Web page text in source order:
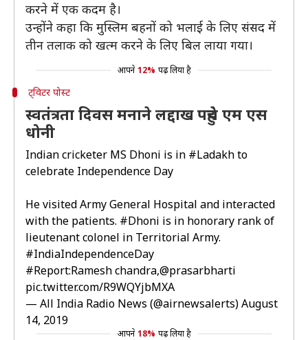
करने में एक कदम है।
उन्होंने कहा कि मुस्लिम बहनों को भलाई के लिए संसद में
तीन तलाक को खत्म करने के लिए बिल लाया गया।
आपने 12% पढ़ लिया है
ट्विटर पोस्ट
स्वतंत्रता दिवस मनाने लद्दाख पहुंचे एम एस
धोनी
Indian cricketer MS Dhoni is in #Ladakhto
celebrate Independence Day
He visited Army General Hospital and interacted
with the patients. #Dhoni is in honorary rank of
lieutenant colonel in Territorial Army.
#IndiaIndependenceDay
#Report:Ramesh chandra,@prasarbharti
pic.twitter.com/R9WQYjbMXA
— All India Radio News (@airnewsalerts)August
14, 2019
आपने 18% पढ़ लिया है